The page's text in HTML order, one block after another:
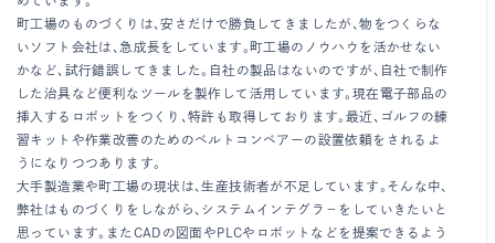
町工場のものづくりは、安さだけで勝負してきましたが、物をつくらな
いソフト会社は、急成長をしています。町工場のノウハウを活かせない
かなど、試行錯誤してきました。自社の製品はないのですが、自社で制作
した治具など便利なツールを製作して活用しています。現在電子部品の
挿入するロボットをつくり、特許も取得しております。最近、ゴルフの練
習キットや作業改善のためのベルトコンベアーの設置依頼をされるよ
うになりつつあります。
大手製造業や町工場の現状は、生産技術者が不足しています。そんな中、
弊社はものづくりをしながら、システムインテグラ－をしていきたいと
思っています。またCADの図面やPLCやロボットなどを提案できるよう